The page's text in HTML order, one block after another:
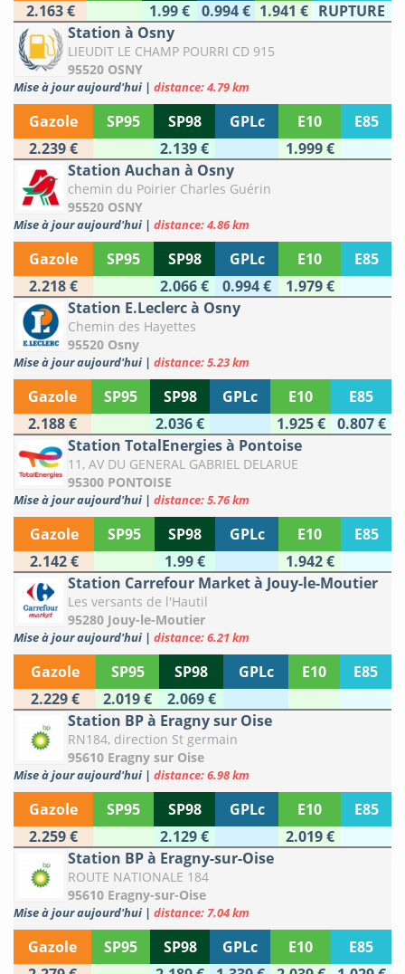
2.163 €
1.99 € 0.994 € 1.941 € RUPTURE
Station à Osny
LIEUDIT LE CHAMP POURRI CD 915
95520 OSNY
Mise à jour aujourd'hui | distance: 4.79 km
Gazole SP95 SP98 GPLc E10
E85
2.239 €
2.139 €
1.999 €
Station Auchan à Osny
chemin du Poirier Charles Guérin
95520 OSNY
Mise à jour aujourd'hui | distance: 4.86 km
Gazole SP95 SP98 GPLc E10
E85
2.218 €
2.066 € 0.994 €
1.979 €
Station E.Leclerc à Osny
Chemin des Hayettes
95520 Osny
Mise à jour aujourd'hui | distance: 5.23 km
Gazole SP95 SP98 GPLc E10
E85
2.188 €
2.036 € 1.925 €
0.807 €
Station TotalEnergies à Pontoise
11, AV DU GENERAL GABRIEL DELARUE
95300 PONTOISE
Mise à jour aujourd'hui | distance: 5.76 km
Gazole SP95 SP98 GPLc E10
E85
2.142 €
1.99 €
1.942 €
Station Carrefour Market à Jouy-le-Moutier
Les versants de l'Hautil
95280 Jouy-le-Moutier
Mise à jour aujourd'hui | distance: 6.21 km
Gazole SP95 SP98 GPLc E10
E85
2.229 €
2.019 €
2.069 €
Station BP à Eragny sur Oise
RN184, direction St germain
95610 Eragny sur Oise
Mise à jour aujourd'hui | distance: 6.98 km
Gazole SP95 SP98 GPLc E10
E85
2.259 €
2.129 €
2.019 €
Station BP à Eragny-sur-Oise
ROUTE NATIONALE 184
95610 Eragny-sur-Oise
Mise à jour aujourd'hui | distance: 7.04 km
Gazole SP95 SP98 GPLc E10
E85